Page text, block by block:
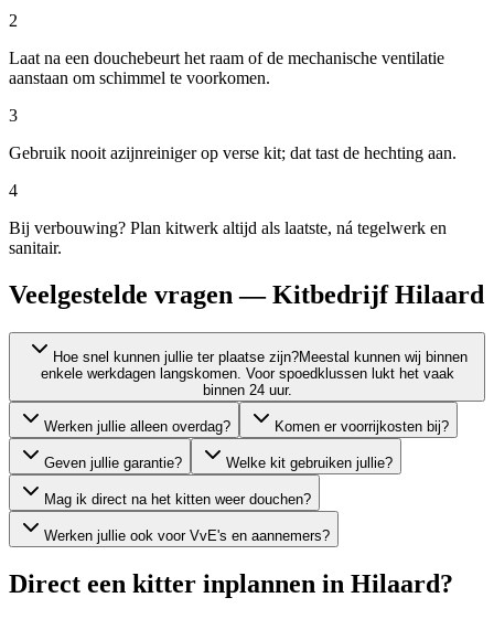
2
Laat na een douchebeurt het raam of de mechanische ventilatie
aanstaan om schimmel te voorkomen.
3
Gebruik nooit azijnreiniger op verse kit; dat tast de hechting aan.
4
Bij verbouwing? Plan kitwerk altijd als laatste, ná tegelwerk en
sanitair.
Veelgestelde vragen — Kitbedrijf Hilaard
Hoe snel kunnen jullie ter plaatse zijn?Meestal kunnen wij binnen
enkele werkdagen langskomen. Voor spoedklussen lukt het vaak
binnen 24 uur.
Werken jullie alleen overdag? Komen er voorrijkosten bij?
Geven jullie garantie? Welke kit gebruiken jullie?
Mag ik direct na het kitten weer douchen?
Werken jullie ook voor VvE's en aannemers?
Direct een kitter inplannen in Hilaard?